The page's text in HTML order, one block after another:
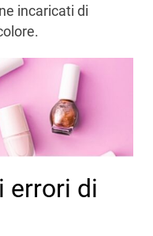
incaricati di
errori di